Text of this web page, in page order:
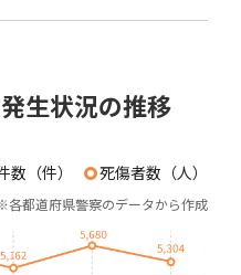
生状況の推移
数（件） 死傷者数（人）
各都道府県警察のデータから作成